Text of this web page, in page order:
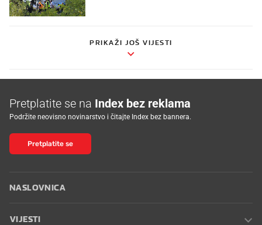
PRIKAŽI JOŠ VIJESTI
Pretplatite se na Index bez reklama
Podržite neovisno novinarstvo i čitajte Index bez bannera.
Pretplatite se
NASLOVNICA
VIJESTI